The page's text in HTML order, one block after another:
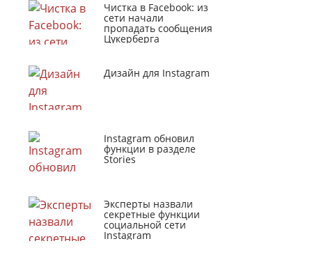
Чистка в Facebook: из
сети начали
пропадать сообщения
Цукерберга
Дизайн для Instagram
Instagram обновил
функции в разделе
Stories
Эксперты назвали
секретные функции
социальной сети
Instagram